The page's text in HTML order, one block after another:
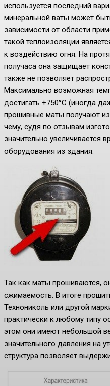
используется последний
минеральной ваты может
зависимости от области
такой теплоизоляции
к воздействию огня. На
получаса она защищает
также не позволяет
Максимально возможная
достигать +750°C (иногда
прошивные маты получают
чему, судя по отзывам
значительно увеличивается
оборудования из здания.
Так как маты прошиваются,
сжимаемость. В итоге
Технониколь или другой
практически к любому типу
этом они имеют небольшой
значительного давления на
структура позволяет